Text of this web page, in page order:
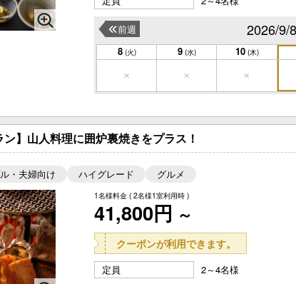
2026/9/
前週
8 (火) 9 (水) 10 (木)
ン】山人料理に囲炉裏焼きをプラス！
・夫婦向け ハイグレード グルメ
1名様料金 ( 2名様1室利用時 )
41,800円 ～
クーポンが利用できます。
定員 2～4名様